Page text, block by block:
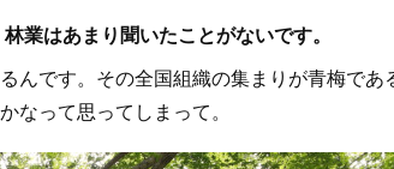
業はあまり聞いたことがないです。
んです。その全国組織の集まりが青梅であ
って思ってしまって。